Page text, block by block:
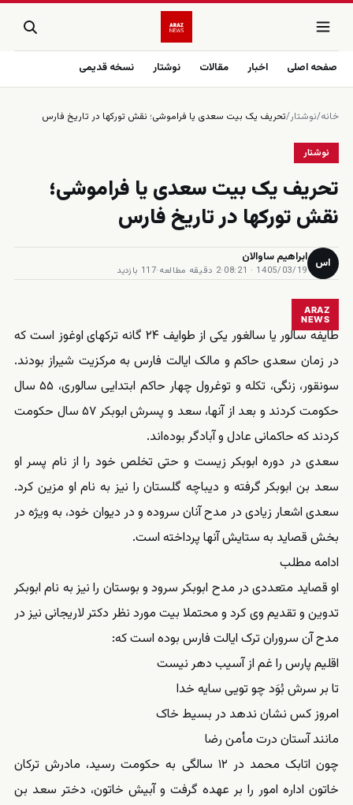
صفحه اصلی اخبار مقالات نوشتار نسخه قدیمی
خانه/نوشتار/تحریف یک بیت سعدی یا فراموشی؛ نقش تورکها در تاریخ فارس
نوشتار
تحریف یک بیت سعدی یا فراموشی؛
نقش تورکها در تاریخ فارس
اس ابراهیم ساوالان
1405/03/19 · 08:21
·2 دقیقه مطالعه ·117 بازدید
ARAZ
NEWS
طایفه سالور یا سالغور یکی از طوایف ۲۴ گانه ترکهای اوغوز است که
در زمان سعدی حاکم و مالک ایالت فارس به مرکزیت شیراز بودند.
سونقور، زنگی، تکله و توغرول چهار حاکم ابتدایی سالوری، ۵۵ سال
حکومت کردند و بعد از آنها، سعد و پسرش ابوبکر ۵۷ سال حکومت
کردند که حاکمانی عادل و آبادگر بوده‌اند.
سعدی در دوره ابوبکر زیست و حتی تخلص خود را از نام پسر او
سعد بن ابوبکر گرفته و دیباچه گلستان را نیز به نام او مزین کرد.
سعدی اشعار زیادی در مدح آنان سروده و در دیوان خود، به ویژه در
بخش قصاید به ستایش آنها پرداخته است.
ادامه مطلب
او قصاید متعددی در مدح ابوبکر سرود و بوستان را نیز به نام ابوبکر
تدوین و تقدیم وی کرد و محتملا بیت مورد نظر دکتر لاریجانی نیز در
مدح آن سروران ترک ایالت فارس بوده است که:
اقلیم پارس را غم از آسیب دهر نیست
تا بر سرش بُوَد چو تویی سایه خدا
امروز کس نشان ندهد در بسیط خاک
مانند آستان درت مأمن رضا
چون اتابک محمد در ۱۲ سالگی به حکومت رسید، مادرش ترکان
خاتون اداره امور را بر عهده گرفت و آبیش خاتون، دختر سعد بن